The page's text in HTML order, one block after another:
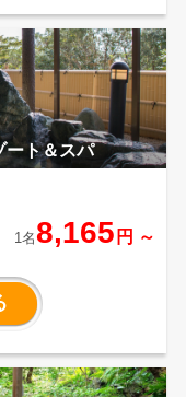
ート＆スパ
1名 8,165 円 ～